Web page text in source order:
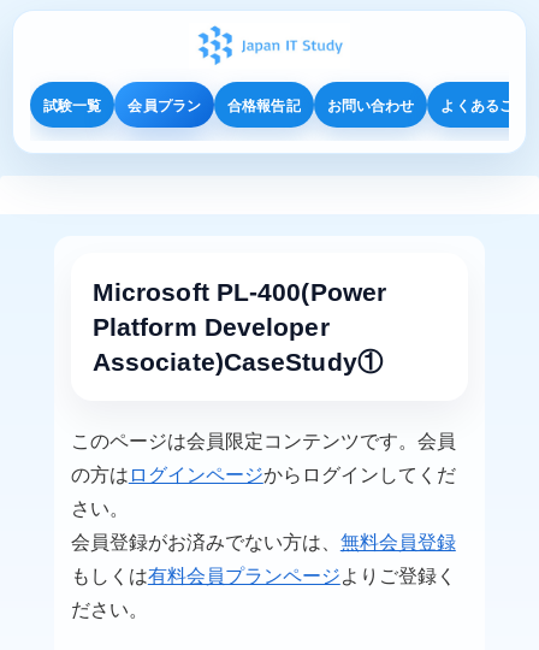
試験一覧 会員プラン 合格報告記 お問い合わせ よくあるご質
Microsoft PL-400(Power
Platform Developer
Associate)CaseStudy①
このページは会員限定コンテンツです。会員
の方は ログインページからログインしてくだ
さい。
会員登録がお済みでない方は、 無料会員登録
もしくは有料会員プランページよりご登録く
ださい。